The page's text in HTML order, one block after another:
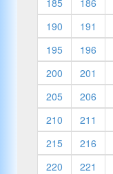
190
191
195
196
200
201
205
206
210
211
215
216
220
221